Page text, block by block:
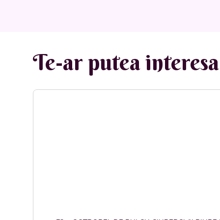
Te-ar putea